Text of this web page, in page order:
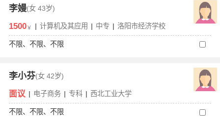
李嫚(女 43岁)
1500￥ | 计算机及其应用 | 中专 | 洛阳市经济学校
不限、不限、不限
李小芬(女 42岁)
面议 | 电子商务 | 专科 | 西北工业大学
不限、不限、不限